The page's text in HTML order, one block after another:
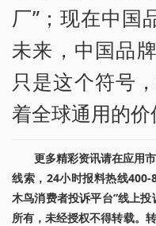
厂”；现在中国
未来，中国品
只是这个符号
着全球通用的价
更多精彩资讯请在应用
线索，24小时报料热线
木鸟消费者投诉平台”线上
所有，未经授权不得转载。